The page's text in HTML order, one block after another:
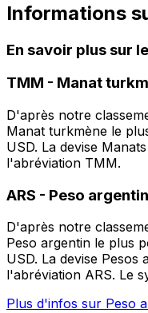
Informations
En savoir plus sur
TMM - Manat
D'après notre
Manat turkmène le
USD. La devise
l'abréviation TMM.
ARS - Peso argentin
D'après notre
Peso argentin le plus
USD. La devise
l'abréviation ARS. Le
Plus d'infos sur Peso